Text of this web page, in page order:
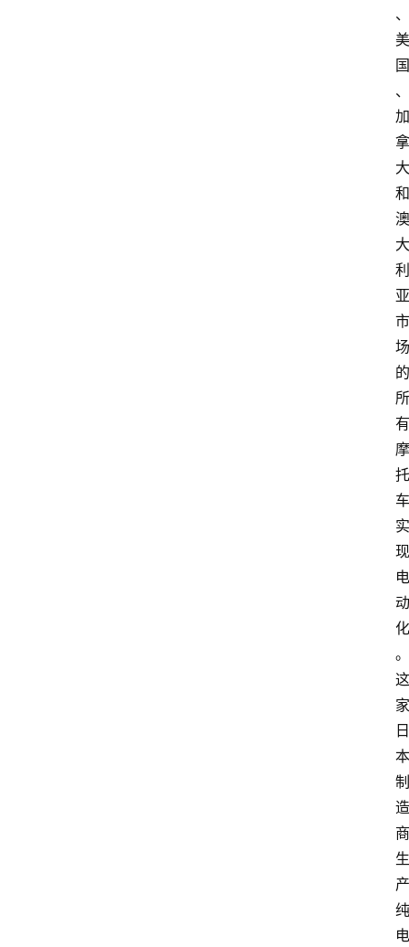
、
美
国
、
加
拿
大
和
澳
大
利
亚
市
场
的
所
有
摩
托
车
实
现
电
动
化
。
这
家
日
本
制
造
商
生
产
纯
电